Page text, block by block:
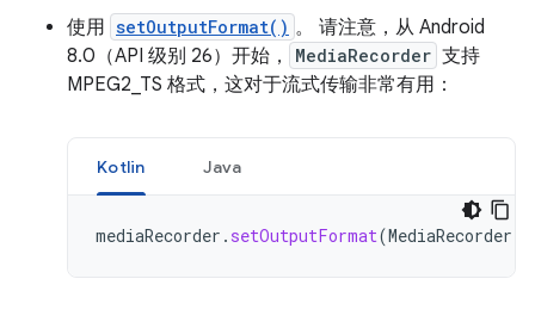
使用 setOutputFormat() 。 请注意，从 Android
8.0（API 级别 26）开始，
MediaRecorder 支持
MPEG2_TS 格式，这对于流式传输非常有用：
Kotlin Java
mediaRecorder . setOutputFormat(MediaRecorder